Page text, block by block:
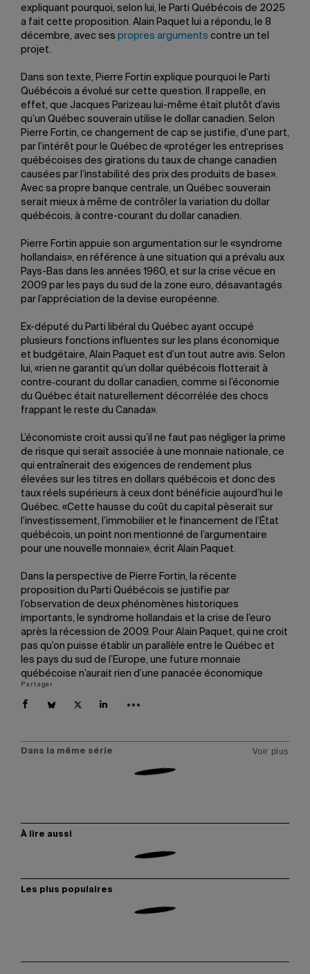
expliquant pourquoi, selon lui, le Parti Québécois de 2025
a fait cette proposition. Alain Paquet lui a répondu, le 8
décembre, avec ses propres arguments contre un tel
projet.
Dans son texte, Pierre Fortin explique pourquoi le Parti
Québécois a évolué sur cette question. Il rappelle, en
effet, que Jacques Parizeau lui-même était plutôt d’avis
qu’un Québec souverain utilise le dollar canadien. Selon
Pierre Fortin, ce changement de cap se justifie, d’une part,
par l’intérêt pour le Québec de «protéger les entreprises
québécoises des girations du taux de change canadien
causées par l’instabilité des prix des produits de base».
Avec sa propre banque centrale, un Québec souverain
serait mieux à même de contrôler la variation du dollar
québécois, à contre-courant du dollar canadien.
Pierre Fortin appuie son argumentation sur le «syndrome
hollandais», en référence à une situation qui a prévalu aux
Pays-Bas dans les années 1960, et sur la crise vécue en
2009 par les pays du sud de la zone euro, désavantagés
par l’appréciation de la devise européenne.
Ex-député du Parti libéral du Québec ayant occupé
plusieurs fonctions influentes sur les plans économique
et budgétaire, Alain Paquet est d’un tout autre avis. Selon
lui, «rien ne garantit qu’un dollar québécois flotterait à
contre‑courant du dollar canadien, comme si l’économie
du Québec était naturellement décorrélée des chocs
frappant le reste du Canada».
L’économiste croit aussi qu’il ne faut pas négliger la prime
de risque qui serait associée à une monnaie nationale, ce
qui entraînerait des exigences de rendement plus
élevées sur les titres en dollars québécois et donc des
taux réels supérieurs à ceux dont bénéficie aujourd’hui le
Québec. «Cette hausse du coût du capital pèserait sur
l’investissement, l’immobilier et le financement de l’État
québécois, un point non mentionné de l’argumentaire
pour une nouvelle monnaie», écrit Alain Paquet.
Dans la perspective de Pierre Fortin, la récente
proposition du Parti Québécois se justifie par
l’observation de deux phénomènes historiques
importants, le syndrome hollandais et la crise de l’euro
après la récession de 2009. Pour Alain Paquet, qui ne croit
pas qu’on puisse établir un parallèle entre le Québec et
les pays du sud de l’Europe, une future monnaie
québécoise n’aurait rien d’une panacée économique
Partager
Dans la même série Voir plus
À lire aussi
Les plus populaires